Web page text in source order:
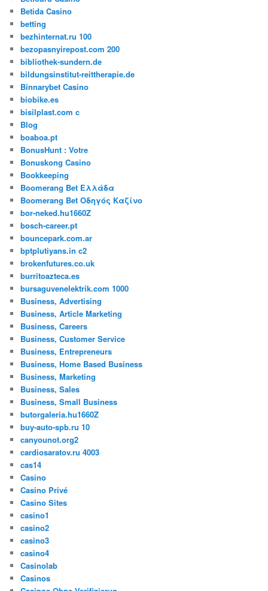
Betida Casino
betting
bezhinternat.ru 100
bezopasnyirepost.com 200
bibliothek-sundern.de
bildungsinstitut-reittherapie.de
Binnarybet Casino
biobike.es
bisilplast.com c
Blog
boaboa.pt
BonusHunt : Votre
Bonuskong Casino
Bookkeeping
Boomerang Bet Ελλάδα
Boomerang Bet Οδηγός Καζίνο
bor-neked.hu1660Z
bosch-career.pt
bouncepark.com.ar
bptplutiyans.in c2
brokenfutures.co.uk
burritoazteca.es
bursaguvenelektrik.com 1000
Business, Advertising
Business, Article Marketing
Business, Careers
Business, Customer Service
Business, Entrepreneurs
Business, Home Based Business
Business, Marketing
Business, Sales
Business, Small Business
butorgaleria.hu1660Z
buy-auto-spb.ru 10
canyounot.org2
cardiosaratov.ru 4003
cas14
Casino
Casino Privé
Casino Sites
casino1
casino2
casino3
casino4
Casinolab
Casinos